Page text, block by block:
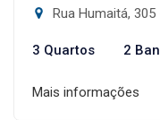
Rua Humaitá,
3 Quartos 2
Mais informações